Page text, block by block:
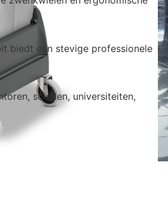
biedt een stevige professionele
scholen, universiteiten,